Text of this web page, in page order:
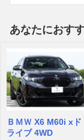
あなたにおす
ＢＭＷ X6 M60i xド
ライブ 4WD